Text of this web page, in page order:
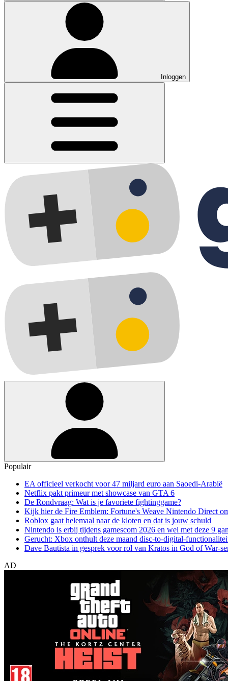
Inloggen
Populair
EA officieel verkocht voor 47 miljard euro aan Saoedi-Arabië
Netflix pakt primeur met showcase van GTA 6
De Rondvraag: Wat is je favoriete fightinggame?
Kijk hier de Fire Emblem: Fortune's Weave Nintendo Direct
Roblox gaat helemaal naar de kloten en dat is jouw schuld
Nintendo is erbij tijdens gamescom 2026 en wel met deze 9
Gerucht: Xbox onthult deze maand disc-to-digital-
Dave Bautista in gesprek voor rol van Kratos in God of War-
AD